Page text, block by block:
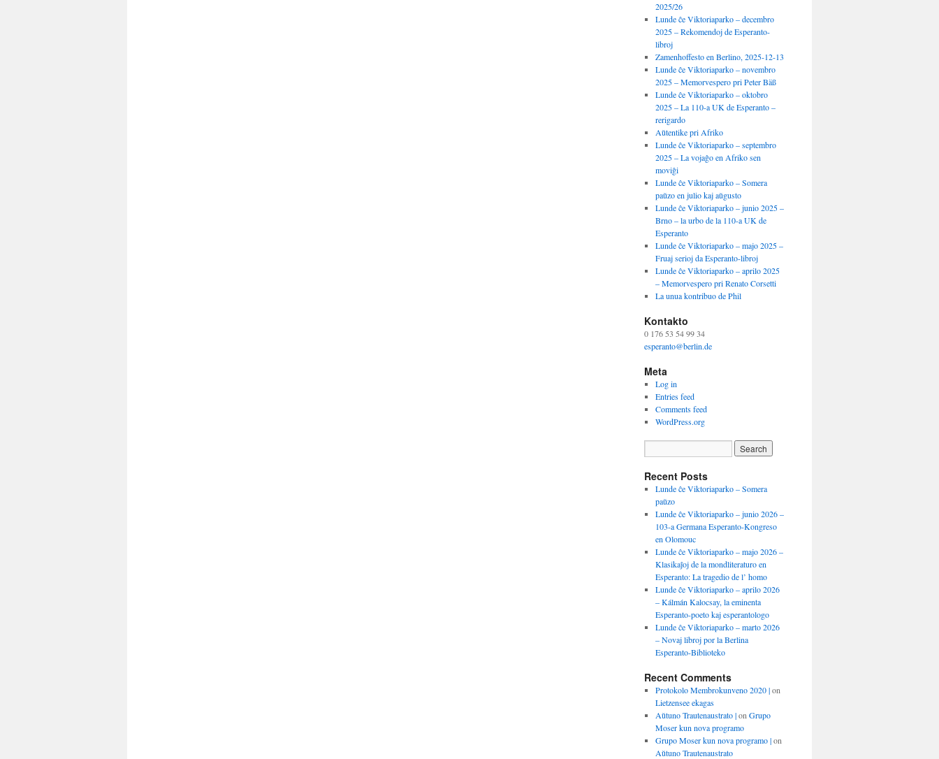
2025/26
Lunde ĉe Viktoriaparko – decembro
2025 – Rekomendoj de Esperanto-
libroj
Zamenhoffesto en Berlino, 2025-12-13
Lunde ĉe Viktoriaparko – novembro
2025 – Memorvespero pri Peter Bäß
Lunde ĉe Viktoriaparko – oktobro
2025 – La 110-a UK de Esperanto –
rerigardo
Aŭtentike pri Afriko
Lunde ĉe Viktoriaparko – septembro
2025 – La vojaĝo en Afriko sen
moviĝi
Lunde ĉe Viktoriaparko – Somera
paŭzo en julio kaj aŭgusto
Lunde ĉe Viktoriaparko – junio 2025 –
Brno – la urbo de la 110-a UK de
Esperanto
Lunde ĉe Viktoriaparko – majo 2025 –
Fruaj serioj da Esperanto-libroj
Lunde ĉe Viktoriaparko – aprilo 2025
– Memorvespero pri Renato Corsetti
La unua kontribuo de Phil
Kontakto
0 176 53 54 99 34
esperanto@berlin.de
Meta
Log in
Entries feed
Comments feed
WordPress.org
Recent Posts
Lunde ĉe Viktoriaparko – Somera
paŭzo
Lunde ĉe Viktoriaparko – junio 2026 –
103-a Germana Esperanto-Kongreso
en Olomouc
Lunde ĉe Viktoriaparko – majo 2026 –
Klasikaĵoj de la mondliteraturo en
Esperanto: La tragedio de l’ homo
Lunde ĉe Viktoriaparko – aprilo 2026
– Kálmán Kalocsay, la eminenta
Esperanto-poeto kaj esperantologo
Lunde ĉe Viktoriaparko – marto 2026
– Novaj libroj por la Berlina
Esperanto-Biblioteko
Recent Comments
Protokolo Membrokunveno 2020 |on
Lietzensee ekagas
Aŭtuno Trautenaustrato |on Grupo
Moser kun nova programo
Grupo Moser kun nova programo |on
Aŭtuno Trautenaustrato